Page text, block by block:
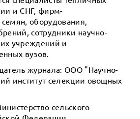
и СНГ, фирм-
оборудования,
сотрудники научно-
учреждений и
вузов.
журнала: ООО "Научно-
институт селекции овощных
сельского